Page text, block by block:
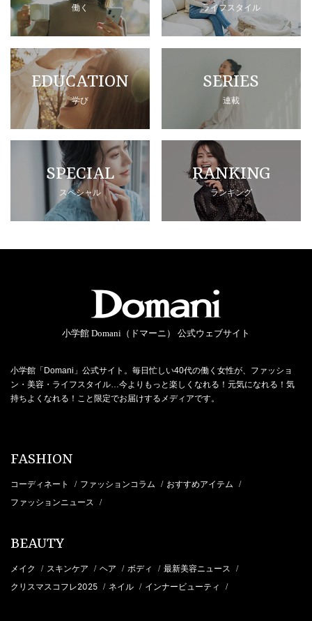
働く ライフスタイル
EDUCATION
学び
SERIES
連載
SPECIAL
スペシャル
RANKING
ランキング
小学館 Domani（ドマーニ） 公式ウェブサイト
小学館「Domani」公式サイト。毎日忙しい40代の働く女性が、ファッショ
ン・美容・ライフスタイル…今よりもっと楽しくなれる！元気になれる！気
持ちよくなれる！こと限定でお届けするメディアです。
FASHION
コーディネート / ファッションコラム / おすすめアイテム /
ファッションニュース /
BEAUTY
メイク / スキンケア / ヘア / ボディ / 最新美容ニュース /
クリスマスコフレ2025 / ネイル / インナービューティ /